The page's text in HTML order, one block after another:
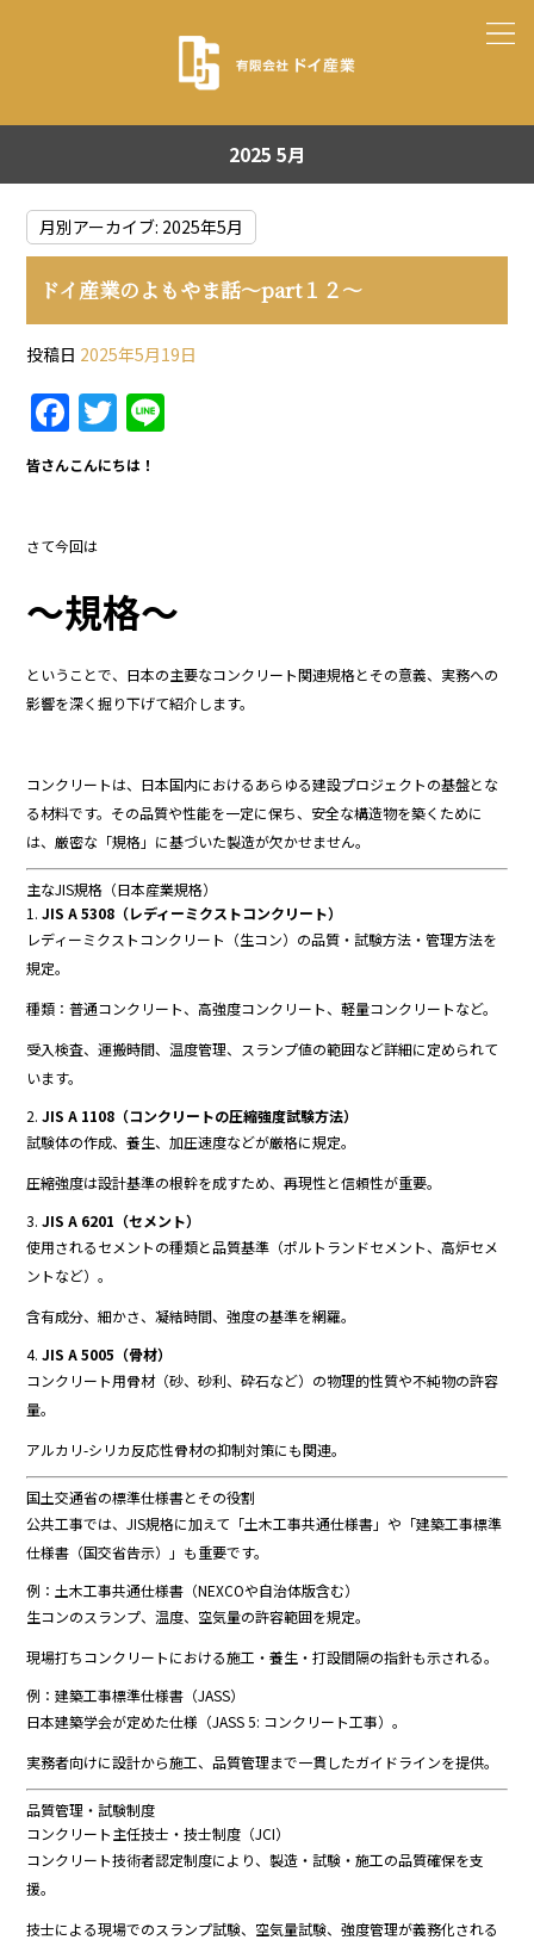
2025 5月
月別アーカイブ: 2025年5月
ドイ産業のよもやま話～part１２～
投稿日 2025年5月19日
F
a
c
e
b
o
o
k
T
w
itt
皆さんこんにちは！
さて今回は
～規格～
ということで、 日本の主要なコンクリート関連規格とその意義、 実務への
影響を深く掘り下げて紹介 します。
コンクリートは、 日本国内におけるあらゆる建設プロジェクトの基盤とな
る材料です。 その品質や性能を一定に保ち、 安全な構造物を築く ために
は、厳密な「規格」 に基づいた製造が欠かせません。
主なJIS規格（日本産業規格）
1.JISA5308（レディーミクストコンクリート）
レディーミクストコンクリート（生コン） の品質・試験方法・管理方法を
規定。
種類：普通コンクリート、高強度コンクリート、軽量コンクリートなど。
受入検査、運搬時間、温度管理、 スランプ値の範囲など詳細に定められて
います。
2.JISA 1108（コンクリートの圧縮強度試験方法）
試験体の作成、養生、加圧速度などが厳格に規定。
圧縮強度は設計基準の根幹を成すため、再現性と信頼性が重要。
3.JISA 6201（セメント）
使用されるセメントの種類と品質基準（ポルト ランドセメント、高炉セメ
ントなど）。
含有成分、細かさ、凝結時間、強度の基準を網羅。
4.JISA5005（骨材）
コンクリート用骨材（砂、砂利、砕石など） の物理的性質や不純物の許容
量。
アルカリ-シ リカ反応性骨材の抑制対策にも関連。
国土交通省の標準仕様書とその役割
公共工事では、JIS規格に加えて「土木工事共通仕様書」 や「建築工事標準
仕様書（国交省告示）」 も重要です。
例： 土木工事共通仕様書（NEXCOや自治体版含む）
生コンのスランプ、温度、 空気量の許容範囲を規定。
現場打ちコンクリートにおける施工・養生・打設間隔の指針も示される。
例：建築工事標準仕様書（JASS）
日本建築学会が定めた仕様（JASS5: コンクリート工事）。
実務者向けに設計から施工、品質管理まで一貫したガイドラインを提供。
品質管理・試験制度
コンクリート主任技士・技士制度（JCI）
コンクリート技術者認定制度により、製造・試験・施工の品質確保を支
援。
技士による現場でのスランプ試験、 空気量試験、強度管理が義務化される